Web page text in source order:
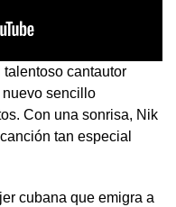
cantautor
sencillo
Con una sonrisa, Nik
tan especial
cubana que emigra a